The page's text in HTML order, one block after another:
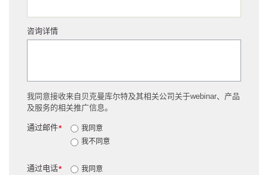
咨询详情
我同意接收来自贝克曼库尔特及其相关公司关于webinar、产品
及服务的相关推广信息。
*
通过邮件
我同意
我不同意
*
通过电话
我同意